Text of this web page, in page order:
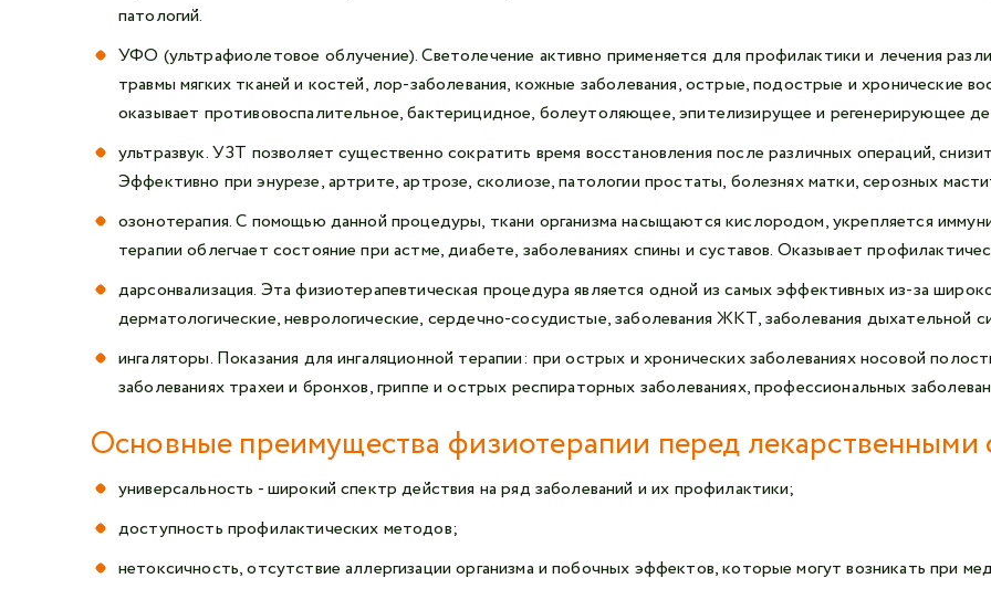
патологий.
УФО (ультрафиолетовое облучение). Светолечение активно применяется для профилактики и лечения
травмы мягких тканей и костей, лор-заболевания, кожные заболевания, острые, подострые и хронические
оказывает противовоспалительное, бактерицидное, болеутоляющее, эпителизирущее и регенерирующее
ультразвук. УЗТ позволяет существенно сократить время восстановления после различных операций,
Эффективно при энурезе, артрите, артрозе, сколиозе, патологии простаты, болезнях матки, серозных
озонотерапия. С помощью данной процедуры, ткани организма насыщаются кислородом, укрепляется
терапии облегчает состояние при астме, диабете, заболеваниях спины и суставов. Оказывает
дарсонвализация. Эта физиотерапевтическая процедура является одной из самых эффективных из-за
дерматологические, неврологические, сердечно-сосудистые, заболевания ЖКТ, заболевания дыхательной
ингаляторы. Показания для ингаляционной терапии: при острых и хронических заболеваниях носовой
заболеваниях трахеи и бронхов, гриппе и острых респираторных заболеваниях, профессиональных
Основные преимущества физиотерапии перед лекарственными
универсальность - широкий спектр действия на ряд заболеваний и их профилактики;
доступность профилактических методов;
нетоксичность, отсутствие аллергизации организма и побочных эффектов, которые могут возникать при